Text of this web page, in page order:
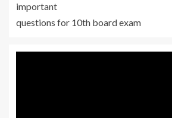
important
questions for 10th board exam